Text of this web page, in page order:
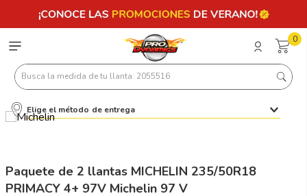
0
Busca la medida de tu llanta: 2055516
Elige el método de entrega
Paquete de 2 llantas MICHELIN 235/50R18
PRIMACY 4+ 97V Michelin 97 V
Términos más buscados
3 225